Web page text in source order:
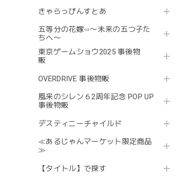
きゃらっぴんすとあ
五等分の花嫁∽〜未来の五つ子た
ちへ〜
東京ゲームショウ2025 事後物
販
OVERDRIVE 事後物販
風来のシレン６2周年記念 POP UP
事後物販
デスティニーチャイルド
≪あるじゃんマーケット限定商品
≫
【タイトル】で探す